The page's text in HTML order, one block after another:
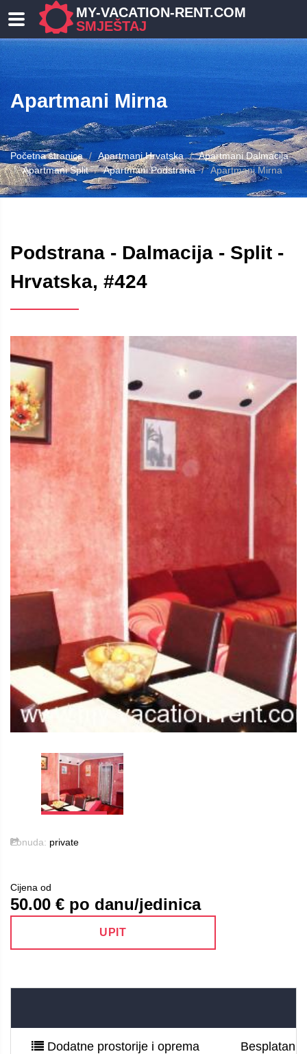
MY-VACATION-RENT.COM
SMJEŠTAJ
Apartmani Mirna
Početna stranica Apartmani Hrvatska
Apartmani Dalmacija
Apartmani Split
Apartmani Podstrana Apartmani Mirna
Podstrana - Dalmacija - Split -
Hrvatska, #424
Ponuda: private
Cijena od
50.00 € po danu/jedinica
UPIT
Dodatne prostorije i oprema Besplatan